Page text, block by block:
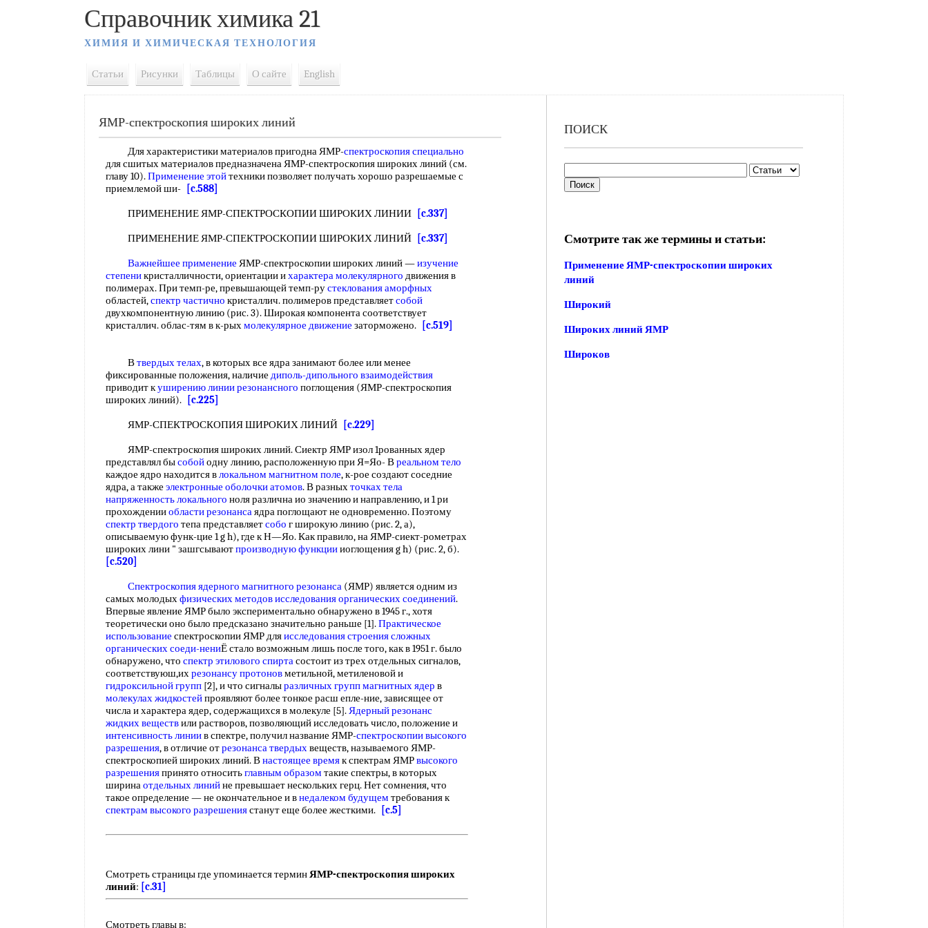
Справочник химика 21
ХИМИЯ И ХИМИЧЕСКАЯ ТЕХНОЛОГИЯ
Статьи Рисунки Таблицы О сайте English
ЯМР-спектроскопия широких линий
Для характеристики материалов пригодна ЯМР-спектроскопия специально
для сшитых материалов предназначена ЯМР-спектроскопия широких линий (см.
главу 10).Применение этойтехники позволяет получать хорошо разрешаемые с
приемлемой ши-
[c.588]
ПРИМЕНЕНИЕ ЯМР-СПЕКТРОСКОПИИ ШИРОКИХ ЛИНИИ
[c.337]
ПРИМЕНЕНИЕ ЯМР-СПЕКТРОСКОПИИ ШИРОКИХ ЛИНИЙ
[c.337]
Важнейшее применение ЯМР-спектроскопии широких линий —изучение
степеникристалличности, ориентации ихарактера молекулярного движения в
полимерах. При темп-ре, превышающей темп-рустеклования аморфных
областей,спектр частично кристаллич. полимеров представляетсобой
двухкомпонентную линию (рис. 3). Широкая компонента соответствует
кристаллич. облас-тям в к-рыхмолекулярное движение заторможено. [c.519]
Втвердых телах, в которых все ядра занимают более или менее
фиксированные положения, наличие диполь-дипольного взаимодействия
приводит куширению линии резонансного поглощения (ЯМР-спектроскопия
широких линий).
[c.225]
ЯМР-СПЕКТРОСКОПИЯ ШИРОКИХ ЛИНИЙ
[c.229]
ЯМР-спектроскопия широких линий. Сиектр ЯМР изол 1рованных ядер
представлял бысобойодну линию, расположенную при Я=Яо- Вреальном тело
каждое ядро находится влокальном магнитном поле, к-рое создают соседние
ядра, а также электронные оболочки атомов. В разныхточках тела
напряженность локального ноля различна ио значению и направлению, и 1 ри
прохожденииобласти резонансаядра поглощают не одновременно. Поэтому
спектр твердого тепа представляетсобо г широкую линию (рис. 2, а),
описываемую функ-цие 1 g h), где к Н—Яо. Как правило, на ЯМР-сиект-рометрах
широких лини " зашгсываютпроизводную функциииоглощения g h) (рис. 2, б).
[c.520]
Спектроскопия ядерного магнитного резонанса (ЯМР) является одним из
самых молодыхфизических методов исследования органических соединений.
Впервые явление ЯМР было экспериментально обнаружено в 1945 г., хотя
теоретически оно было предсказано значительно раньше [1].Практическое
использование спектроскопии ЯМР дляисследования строениясложных
органическихсоеди-нениЁ стало возможным лишь после того, как в 1951 г. было
обнаружено, что спектр этилового спиртасостоит из трех отдельных сигналов,
соответствуюш,ихрезонансу протоновметильной, метиленовой и
гидроксильной групп [2], и что сигналыразличных группмагнитных ядер в
молекулах жидкостейпроявляют более тонкое расш епле-ние, зависящее от
числа и характера ядер, содержащихся в молекуле [5].Ядерный резонанс
жидких веществили растворов, позволяющий исследовать число, положение и
интенсивность линиив спектре, получил название ЯМР-спектроскопии высокого
разрешения, в отличие отрезонанса твердыхвеществ, называемого ЯМР-
спектроскопией широких линий. Внастоящее времяк спектрам ЯМРвысокого
разрешенияпринято относитьглавным образом такие спектры, в которых
ширинаотдельных линийне превышает нескольких герц. Нет сомнения, что
такое определение — не окончательное и внедалеком будущем требования к
спектрам высокого разрешениястанут еще более жесткими. [c.5]
Смотреть страницы где упоминается терминЯМР-спектроскопия широких
линий: [c.31]
Смотреть главы в:
ПОИСК
Смотрите так же термины и статьи:
Применение ЯМР-спектроскопии широких
линий
Широкий
Широких линий ЯМР
Широков